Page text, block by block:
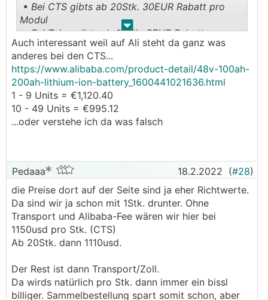
. .
• Bei CTS gibts ab 20Stk. 30EUR Rabatt pro
Modul
• Bei Taico gibts ab 15Stk. 5EUR Rabatt pro
Modul
Auch interessant weil auf Ali steht da ganz was
anderes bei den CTS...
https://www.alibaba.com/product-detail/48v-100ah-
200ah-lithium-ion-battery_1600441021636.html
1 - 9 Units = €1,120.40
10 - 49 Units = €995.12
...oder verstehe ich da was falsch
Pedaaa 18.2.2022 (#28)
die Preise dort auf der Seite sind ja eher Richtwerte.
Da sind wir ja schon mit 1Stk. drunter. Ohne
Transport und Alibaba-Fee wären wir hier bei
1150usd pro Stk. (CTS)
Ab 20Stk. dann 1110usd.
Der Rest ist dann Transport/Zoll.
Da wirds natürlich pro Stk. dann immer ein bissl
billiger. Sammelbestellung spart somit schon, aber